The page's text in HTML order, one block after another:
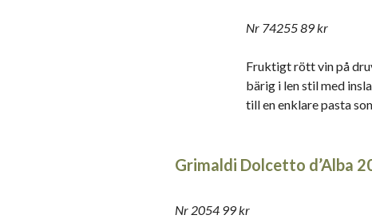
Nr 74255 89 kr
Fruktigt rött vin på
bärig i len stil med
till en enklare pasta
Grimaldi Dolcetto d’Alba
Nr 2054 99 kr